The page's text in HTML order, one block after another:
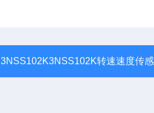
3NSS102K3NSS102K转速速度传